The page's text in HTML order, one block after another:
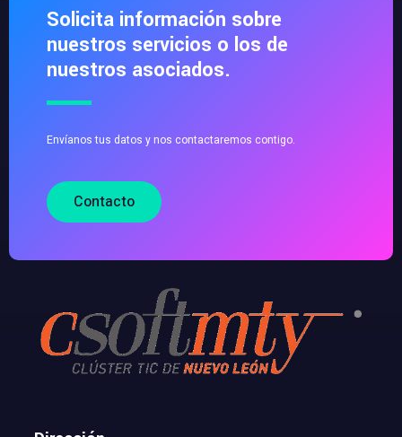
Solicita información sobre
nuestros servicios o los de
nuestros asociados.
Envíanos tus datos y nos contactaremos contigo.
Contacto